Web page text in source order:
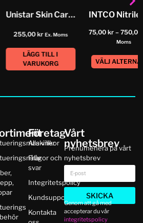
Unistar Skin Care Tattoofilm
255,00kr Ex. Moms
LÄGG TILL I
VARUKORG
75,00kr –
Moms
VÄLJ
Företag
Alla villkor
Frågor och
svar
Integritetspolicy
Kundsupport
Kontakta
Vårt
nyhetsbrev
Prenumenera på vårt
nyhetsbrev
SKICKA
Genom att gå med
accepterar du vår
integritetspolicy